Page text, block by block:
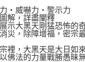
威嚇力‧警示力
，詳盡闡釋
大黑天剛猛恐怖的
，除障增福，密宗
，大黑天是大日如來
法的力量戰勝愚昧無